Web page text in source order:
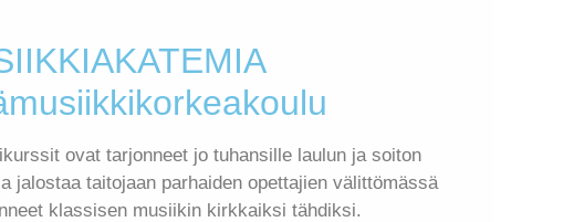
ovat tarjonneet jo tuhansille laulun ja soiton
jalostaa taitojaan parhaiden opettajien välittömässä
klassisen musiikin kirkkaiksi tähdiksi.